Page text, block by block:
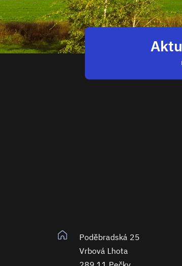
Poděbradská 25
Vrbová Lhota